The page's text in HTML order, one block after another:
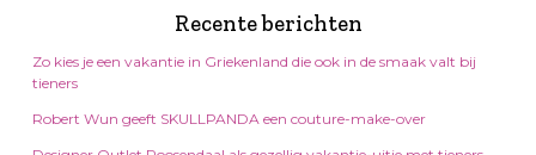
Recente berichten
Zo kies je een vakantie in Griekenland die ook in de smaak valt bij
tieners
Robert Wun geeft SKULLPANDA een couture-make-over